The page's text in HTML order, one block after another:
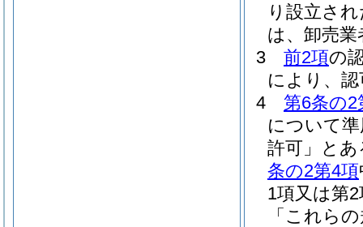
り設立さ
は、卸売
3
前2項の
により、
4
第6条の2
について
許可」と
条の2第4項
1項又は第
「これら